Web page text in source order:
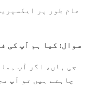
6. سوال: کیا ہم آپ
چاہتے ہیں تو آپ